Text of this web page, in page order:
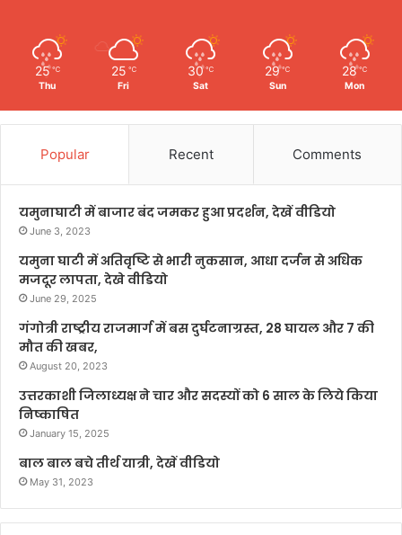
25 ℃
Thu
25 ℃
Fri
30 ℃
Sat
29 ℃
Sun
28 ℃
Mon
Popular Recent Comments
यमुनाघाटी में बाजार बंद जमकर हुआ प्रदर्शन, देखें वीडियो
June 3, 2023
यमुना घाटी में अतिवृष्टि से भारी नुकसान, आधा दर्जन से अधिक
मजदूर लापता, देखे वीडियो
June 29, 2025
गंगोत्री राष्ट्रीय राजमार्ग में बस दुर्घटनाग्रस्त, 28 घायल और 7 की
मौत की खबर,
August 20, 2023
उत्तरकाशी जिलाध्यक्ष ने चार और सदस्यों को 6 साल के लिये किया
निष्काषित
January 15, 2025
बाल बाल बचे तीर्थ यात्री, देखें वीडियो
May 31, 2023